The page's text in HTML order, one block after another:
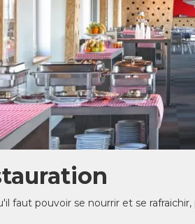
faut pouvoir se nourrir et se